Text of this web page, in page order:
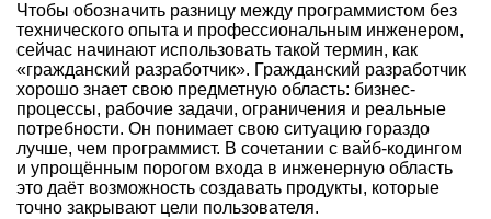
Чтобы обозначить разницу между программистом без
технического опыта и профессиональным инженером,
сейчас начинают использовать такой термин, как
«гражданский разработчик». Гражданский разработчик
хорошо знает свою предметную область: бизнес-
процессы, рабочие задачи, ограничения и реальные
потребности. Он понимает свою ситуацию гораздо
лучше, чем программист. В сочетании с вайб-кодингом
и упрощённым порогом входа в инженерную область
это даёт возможность создавать продукты, которые
точно закрывают цели пользователя.